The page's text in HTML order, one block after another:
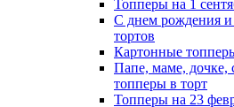
Топперы на 1
С днем рождения
тортов
Картонные
Папе, маме, дочке,
топперы в торт
Топперы на 23